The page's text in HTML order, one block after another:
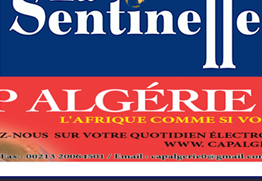
: Le ministère des Finances dément
des nouvelles mesures